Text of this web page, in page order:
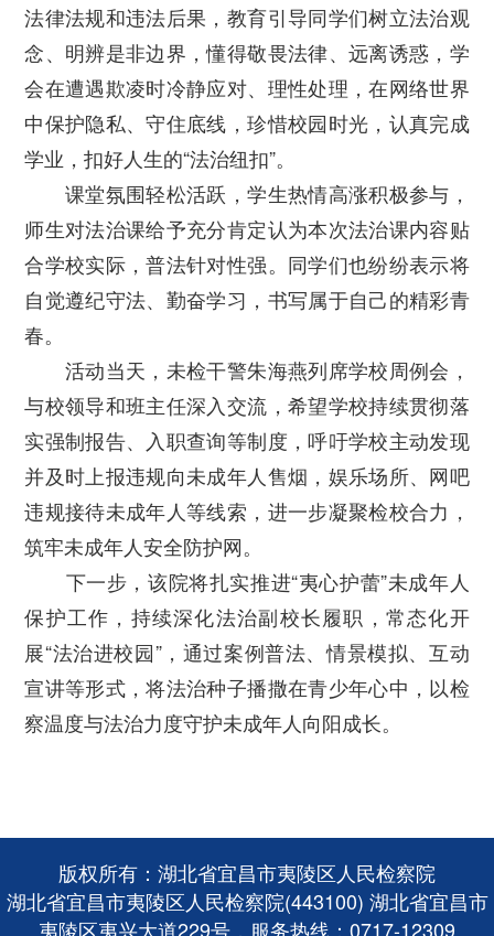
法律法规和违法后果，教育引导同学们树立法治观
念、明辨是非边界，懂得敬畏法律、远离诱惑，学
会在遭遇欺凌时冷静应对、理性处理，在网络世界
中保护隐私、守住底线，珍惜校园时光，认真完成
学业，扣好人生的“法治纽扣”。
课堂氛围轻松活跃，学生热情高涨积极参与，
师生对法治课给予充分肯定认为本次法治课内容贴
合学校实际，普法针对性强。同学们也纷纷表示将
自觉遵纪守法、勤奋学习，书写属于自己的精彩青
春。
活动当天，未检干警朱海燕列席学校周例会，
与校领导和班主任深入交流，希望学校持续贯彻落
实强制报告、入职查询等制度，呼吁学校主动发现
并及时上报违规向未成年人售烟，娱乐场所、网吧
违规接待未成年人等线索，进一步凝聚检校合力，
筑牢未成年人安全防护网。
下一步，该院将扎实推进“夷心护蕾”未成年人
保护工作，持续深化法治副校长履职，常态化开
展“法治进校园”，通过案例普法、情景模拟、互动
宣讲等形式，将法治种子播撒在青少年心中，以检
察温度与法治力度守护未成年人向阳成长。
版权所有：湖北省宜昌市夷陵区人民检察院
湖北省宜昌市夷陵区人民检察院(443100) 湖北省宜昌市
夷陵区夷兴大道229号，服务热线：0717-12309